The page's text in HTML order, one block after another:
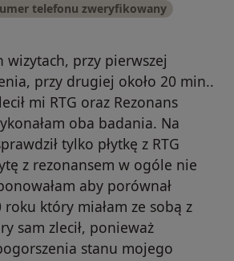
telefonu zweryfikowany
wizytach, przy pierwszej
przy drugiej około 20 min..
mi RTG oraz Rezonans
oba badania. Na
tylko płytkę z RTG
z rezonansem w ogóle nie
aby porównał
roku który miałam ze sobą z
sam zlecił, ponieważ
stanu mojego